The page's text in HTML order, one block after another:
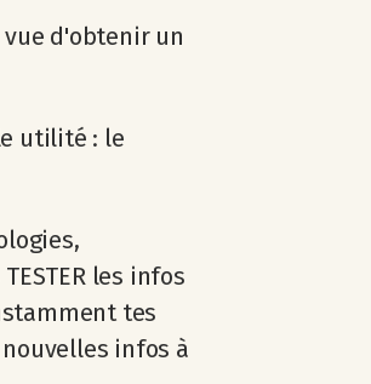
vue d'obtenir un
utilité : le
les infos
tes
infos à